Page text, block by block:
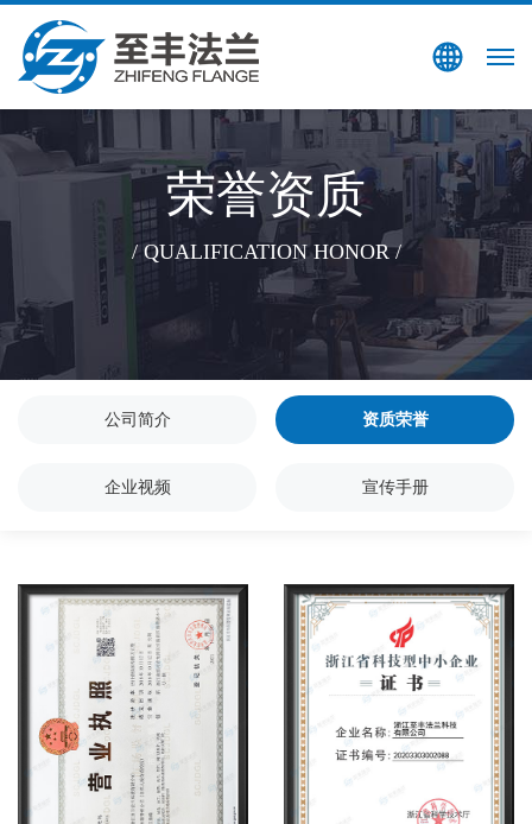
EN
荣誉资质
/ QUALIFICATION HONOR /
公司简介 资质荣誉
企业视频 宣传手册